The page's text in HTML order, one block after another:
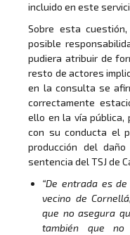
incluido en este
Sobre esta
posible
pudiera atribuir de
resto de actores
en la consulta se
correctamente
ello en la vía pública,
con su conducta el
producción del
sentencia del TSJ de
“De entrada es
vecino de
que no asegura
también que